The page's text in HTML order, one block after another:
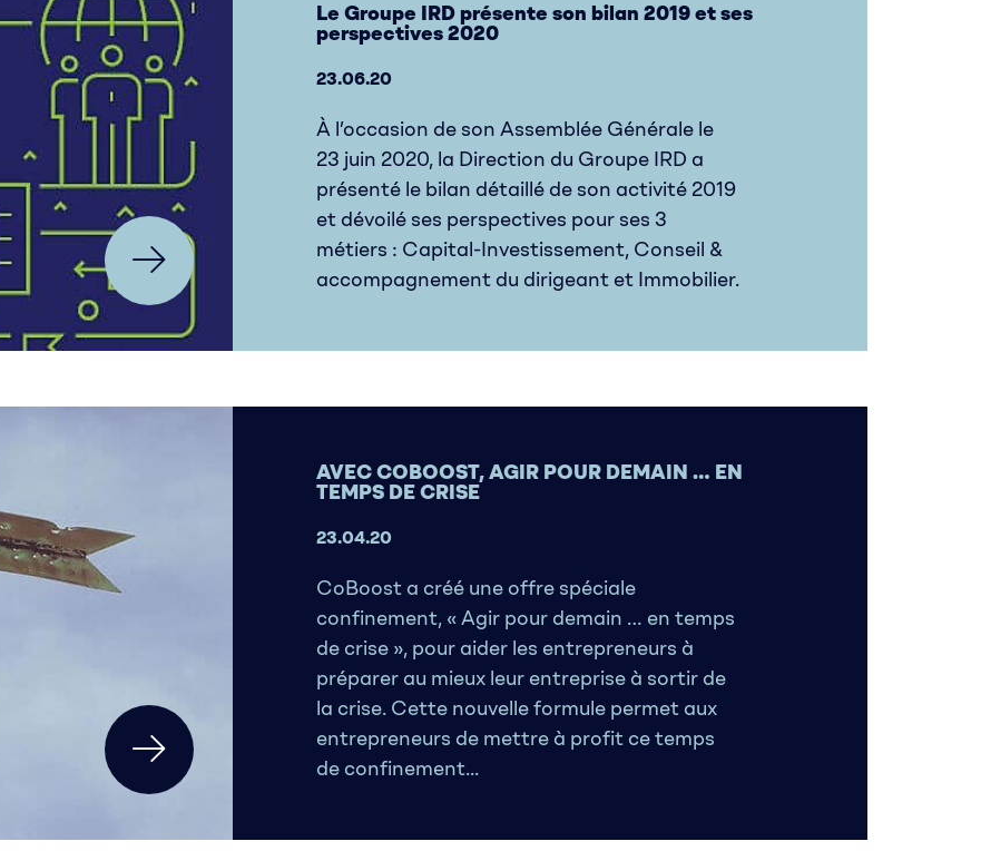
Le Groupe IRD présente son bilan 2019 et ses
perspectives 2020
23.06.20
À l’occasion de son Assemblée Générale le
23 juin 2020, la Direction du Groupe IRD a
présenté le bilan détaillé de son activité 2019
et dévoilé ses perspectives pour ses 3
métiers : Capital-Investissement, Conseil &
accompagnement du dirigeant et Immobilier.
AVEC COBOOST, AGIR POUR DEMAIN … EN
TEMPS DE CRISE
23.04.20
CoBoost a créé une offre spéciale
confinement, « Agir pour demain … en temps
de crise », pour aider les entrepreneurs à
préparer au mieux leur entreprise à sortir de
la crise. Cette nouvelle formule permet aux
entrepreneurs de mettre à profit ce temps
de confinement...